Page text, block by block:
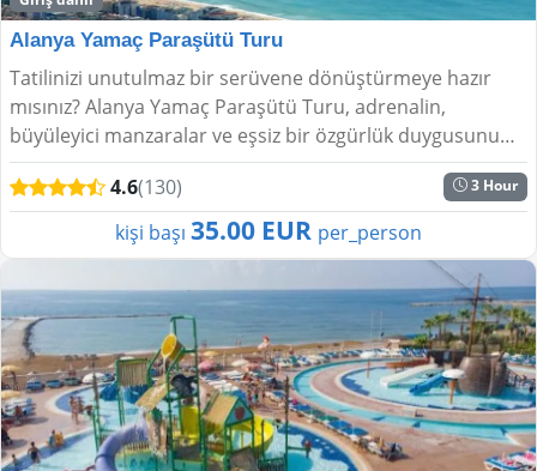
Alanya Yamaç Paraşütü Turu
Tatilinizi unutulmaz bir serüvene dönüştürmeye hazır
mısınız? Alanya Yamaç Paraşütü Turu, adrenalin,
büyüleyici manzaralar ve eşsiz bir özgürlük duygusunu
bir araya getiriyor. Akdeniz’in masmavi sula...
4.6(130) 3 Hour
kişi başı 35.00 EUR per_person